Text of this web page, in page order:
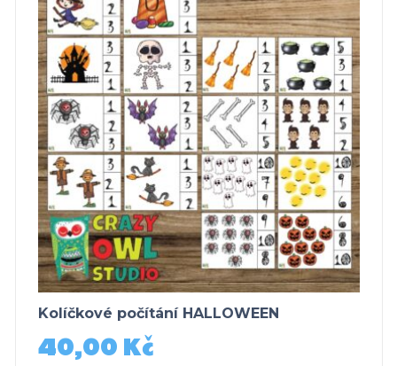
Kolíčkové počítání HALLOWEEN
40,00 Kč